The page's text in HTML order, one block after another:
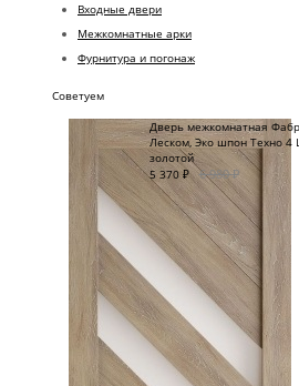
Входные двери
Межкомнатные арки
Фурнитура и погонаж
Советуем
Дверь межкомнатная
Леском, Эко шпон Техно 4
золотой
5 370 ₽ 6 980 ₽